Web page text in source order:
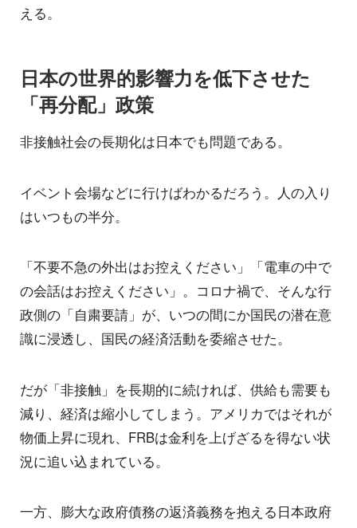
える。
日本の世界的影響力を低下させた
「再分配」政策
非接触社会の長期化は日本でも問題である。
イベント会場などに行けばわかるだろう。人の入り
はいつもの半分。
「不要不急の外出はお控えください」「電車の中で
の会話はお控えください」。コロナ禍で、そんな行
政側の「自粛要請」が、いつの間にか国民の潜在意
識に浸透し、国民の経済活動を委縮させた。
だが「非接触」を長期的に続ければ、供給も需要も
減り、経済は縮小してしまう。アメリカではそれが
物価上昇に現れ、FRBは金利を上げざるを得ない状
況に追い込まれている。
一方、膨大な政府債務の返済義務を抱える日本政府